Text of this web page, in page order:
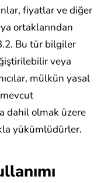
fiyatlar ve diğer
ortaklarından
Bu tür bilgiler
veya
mülkün yasal
dahil olmak üzere
yükümlüdürler.